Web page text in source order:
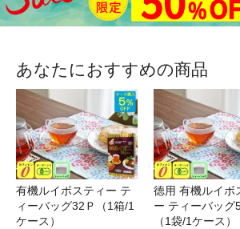
あなたにおすすめの商品
有機ルイボスティー テ
ィーバッグ32Ｐ（1箱/1
ケース）
徳用 有機ルイボ
ー ティーバッグ
（1袋/1ケース）